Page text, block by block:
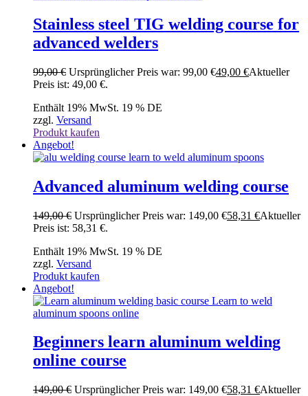
Stainless steel TIG welding course for
advanced welders
99,00€ Ursprünglicher Preis war: 99,00 €49,00 €Aktueller
Preis ist: 49,00 €.
Enthält 19% MwSt. 19 % DE
zzgl. Versand
Produkt kaufen
Angebot!
Advanced aluminum welding course
149,00€ Ursprünglicher Preis war: 149,00 €58,31 €Aktueller
Preis ist: 58,31 €.
Enthält 19% MwSt. 19 % DE
zzgl. Versand
Produkt kaufen
Angebot!
Beginners learn aluminum welding
online course
149,00€ Ursprünglicher Preis war: 149,00 €58,31 €Aktueller